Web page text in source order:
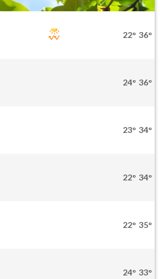
22° 36°
24° 36°
23° 34°
22° 34°
22° 35°
24° 33°